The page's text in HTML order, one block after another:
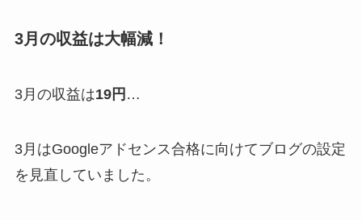
3月の収益は大幅減！
3月の収益は19円 …
3月はGoogleアドセンス合格に向けてブログの設定
を見直していました。